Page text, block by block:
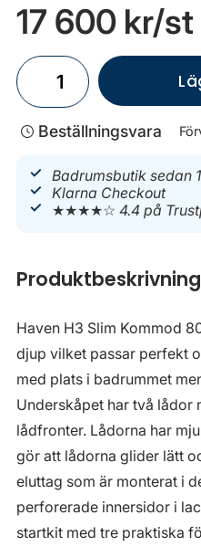
17 600 kr/st
Beställningsvara
Badrumsbutik sedan
Klarna Checkout
★★★★☆4.4 på
Produktbeskrivning
Haven H3 Slim Kommod
djup vilket passar perfekt
med plats i badrummet
Underskåpet har två lådor
lådfronter. Lådorna har
gör att lådorna glider lätt
eluttag som är monterat i
perforerade innersidor i
startkit med tre praktiska